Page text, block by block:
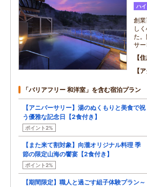
ハ
創
し
た
サー
「バリアフリー 和洋室」を含む宿泊プラン
【アニバーサリー】湯のぬくもりと美食で祝
う優雅な記念日【2食付き】
ポイント2%
【また来て割対象】向瀧オリジナル料理 季
節の限定山海の饗宴【2食付き】
ポイント2%
【期間限定】職人と過ごす組子体験プラン～